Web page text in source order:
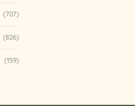
(707)
(826)
(159)